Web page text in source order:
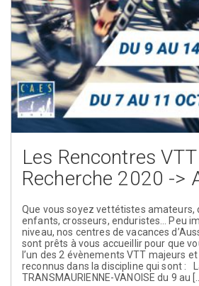
Les Rencontres
Recherche 2020 ->
Que vous soyez vettétistes amateurs,
enfants, crosseurs, enduristes… Peu
niveau, nos centres de vacances
sont prêts à vous accueillir pour que
l’un des 2 évènements VTT majeurs
reconnus dans la discipline qui sont :
TRANSMAURIENNE-VANOISE du 9 au […]